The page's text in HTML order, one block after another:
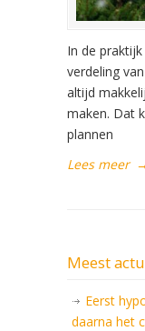
In de
verdeling
altijd
maken. Dat
plannen
Lees meer →
Meest
Eerst
daarna het